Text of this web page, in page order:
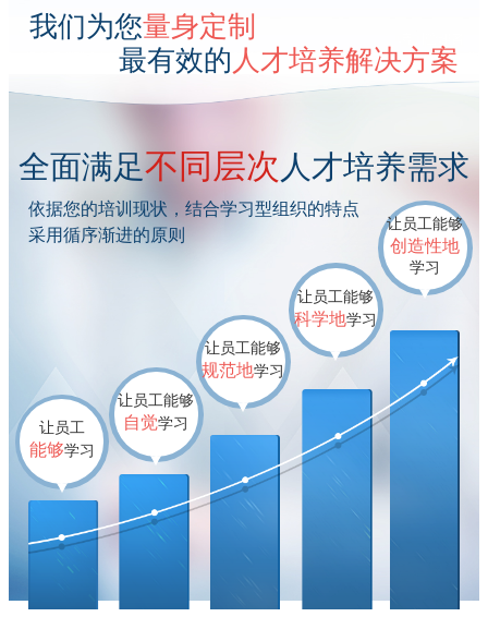
我们为您量身定制
最有效的 人才培养解决方案
全面满足不同层次 人才培养需求
依据您的培训现状，结合学习型组织的特点
采用循序渐进的原则
让员工
能够学习
让员工能够
自觉学习
让员工能够
规范地学习
让员工能够
科学地学习
让员工能够
创造性地
学习